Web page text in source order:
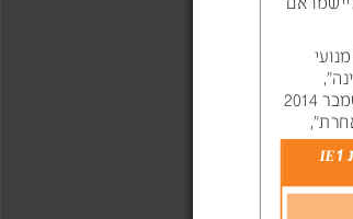
,"
2014
,"
IE1